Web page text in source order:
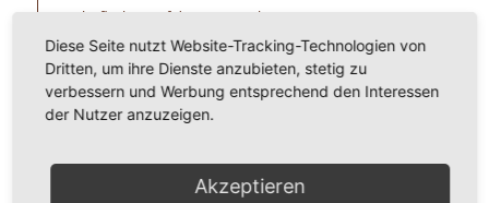
Blutflecken auf der Bettwäsche
braune Flecken auf der Bettwäsche von deren Exkrementen
ein süßer Mandelgeruch ist wahrzunehmen
extreme Schwellungen (Bisse) an der Haut
unangenehmer Juckreiz
Diese Seite nutzt Website-Tracking-Technologien von
Dritten, um ihre Dienste anzubieten, stetig zu
verbessern und Werbung entsprechend den Interessen
der Nutzer anzuzeigen.
Akzeptieren